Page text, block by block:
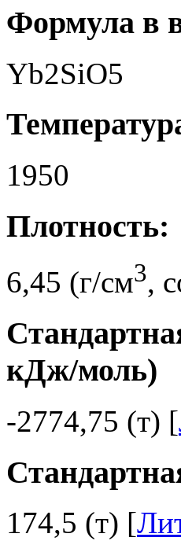
Формула в
Yb2SiO5
1950
Плотность:
6,45 (г/см3,
кДж/моль)
-2774,75 (т) [
174,5 (т) [